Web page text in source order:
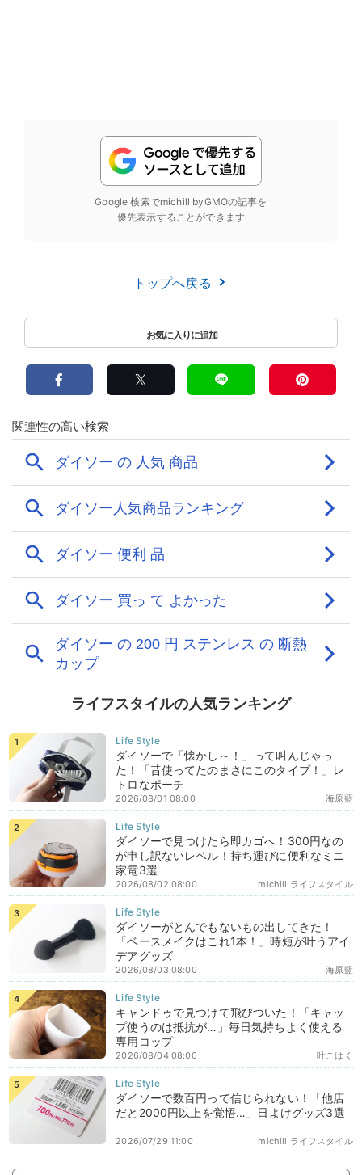
Google 検索でmichill byGMOの記事を
優先表示することができます
トップへ戻る
ライフスタイルの人気ランキング
ダイソーで「懐かし～！」って叫んじゃっ
た！「昔使ってたのまさにこのタイプ！」レ
トロなポーチ
海原藍
2026/08/01 08:00
ダイソーで見つけたら即カゴへ！300円なの
が申し訳ないレベル！持ち運びに便利なミニ
家電3選
michill ライフスタイル
2026/08/02 08:00
ダイソーがとんでもないもの出してきた！
「ベースメイクはこれ1本！」時短が叶うアイ
デアグッズ
海原藍
2026/08/03 08:00
キャンドゥで見つけて飛びついた！「キャッ
プ使うのは抵抗が…」毎日気持ちよく使える
専用コップ
叶こはく
2026/08/04 08:00
ダイソーで数百円って信じられない！「他店
だと2000円以上を覚悟…」日よけグッズ3選
michill ライフスタイル
2026/07/29 11:00